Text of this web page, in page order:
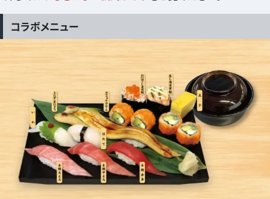
コラボメニュー